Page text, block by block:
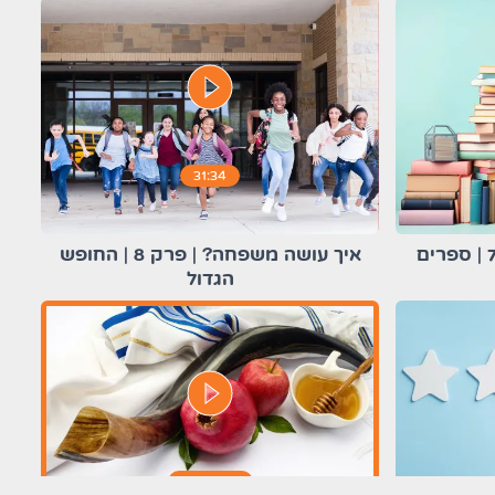
31:34
play_circle_filled
איך עושה משפחה? | פרק 8 | החופש
הגדול
play_circle_filled